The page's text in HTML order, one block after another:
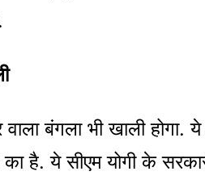
बंगला भी खाली होगा.
है. ये सीएम योगी के